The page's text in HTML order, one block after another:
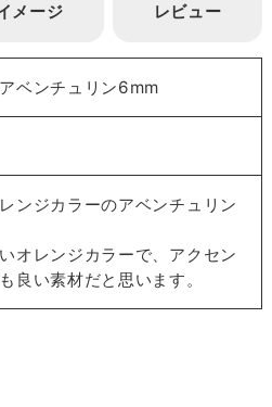
メージ レビュー
ベンチュリン6mm
ンジカラーのアベンチュリン
オレンジカラーで、アクセン
良い素材だと思います。